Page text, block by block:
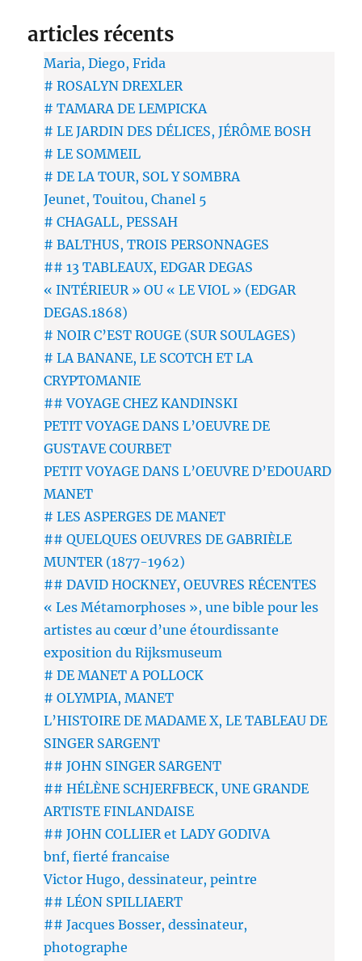
articles récents
Maria, Diego, Frida
# ROSALYN DREXLER
# TAMARA DE LEMPICKA
# LE JARDIN DES DÉLICES, JÉRÔME BOSH
# LE SOMMEIL
# DE LA TOUR, SOL Y SOMBRA
Jeunet, Touitou, Chanel 5
# CHAGALL, PESSAH
# BALTHUS, TROIS PERSONNAGES
## 13 TABLEAUX, EDGAR DEGAS
« INTÉRIEUR » OU « LE VIOL » (EDGAR
DEGAS.1868)
# NOIR C’EST ROUGE (SUR SOULAGES)
# LA BANANE, LE SCOTCH ET LA
CRYPTOMANIE
## VOYAGE CHEZ KANDINSKI
PETIT VOYAGE DANS L’OEUVRE DE
GUSTAVE COURBET
PETIT VOYAGE DANS L’OEUVRE D’EDOUARD
MANET
# LES ASPERGES DE MANET
## QUELQUES OEUVRES DE GABRIÈLE
MUNTER (1877-1962)
## DAVID HOCKNEY, OEUVRES RÉCENTES
« Les Métamorphoses », une bible pour les
artistes au cœur d’une étourdissante
exposition du Rijksmuseum
# DE MANET A POLLOCK
# OLYMPIA, MANET
L’HISTOIRE DE MADAME X, LE TABLEAU DE
SINGER SARGENT
## JOHN SINGER SARGENT
## HÉLÈNE SCHJERFBECK, UNE GRANDE
ARTISTE FINLANDAISE
## JOHN COLLIER et LADY GODIVA
bnf, fierté francaise
Victor Hugo, dessinateur, peintre
## LÉON SPILLIAERT
## Jacques Bosser, dessinateur,
photographe